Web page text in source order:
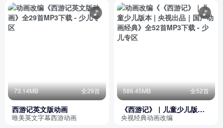
73.14MB 全29首
西游记英文版动画
唯美英文字幕西游动画
586.45MB 全52首
《西游记》｜儿童少儿版本 |
央视出品｜国产动画经典
央视经典动画改编